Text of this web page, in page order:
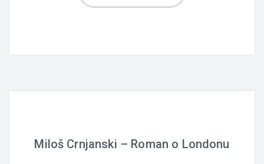
Miloš Crnjanski – Roman o Londonu